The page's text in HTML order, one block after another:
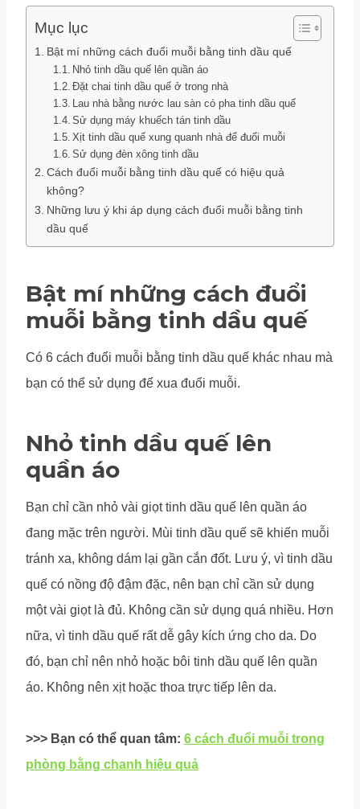
Mục lục
Bật mí những cách đuổi muỗi bằng tinh dầu quế
Nhỏ tinh dầu quế lên quần áo
Đặt chai tinh dầu quế ở trong nhà
Lau nhà bằng nước lau sàn có pha tinh dầu quế
Sử dụng máy khuếch tán tinh dầu
Xịt tinh dầu quế xung quanh nhà để đuổi muỗi
Sử dụng đèn xông tinh dầu
Cách đuổi muỗi bằng tinh dầu quế có hiệu quả
không?
Những lưu ý khi áp dụng cách đuổi muỗi bằng tinh
dầu quế
Bật mí những cách đuổi
muỗi bằng tinh dầu quế
Có 6 cách đuổi muỗi bằng tinh dầu quế khác nhau mà
bạn có thể sử dụng để xua đuổi muỗi.
Nhỏ tinh dầu quế lên
quần áo
Bạn chỉ cần nhỏ vài giọt tinh dầu quế lên quần áo
đang mặc trên người. Mùi tinh dầu quế sẽ khiến muỗi
tránh xa, không dám lại gần cắn đốt. Lưu ý, vì tinh dầu
quế có nồng độ đậm đặc, nên bạn chỉ cần sử dụng
một vài giọt là đủ. Không cần sử dụng quá nhiều. Hơn
nữa, vì tinh dầu quế rất dễ gây kích ứng cho da. Do
đó, bạn chỉ nên nhỏ hoặc bôi tinh dầu quế lên quần
áo. Không nên xịt hoặc thoa trực tiếp lên da.
>>> Bạn có thể quan tâm: 6 cách đuổi muỗi trong
phòng bằng chanh hiệu quả